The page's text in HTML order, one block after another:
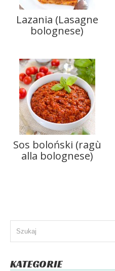
Lazania (Lasagne
bolognese)
Sos boloński (ragù
alla bolognese)
KATEGORIE